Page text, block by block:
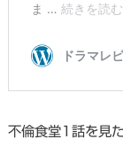
不倫食堂1話を見